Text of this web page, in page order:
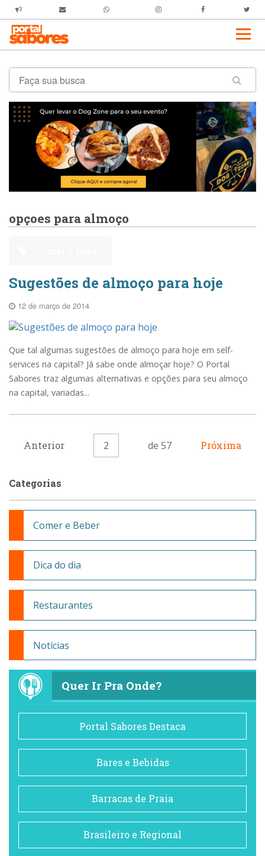
opçoes para almoço
Sugestões de almoço para hoje
12 de março de 2014
Que tal algumas sugestões de almoço para hoje em self-
services na capital? Já sabe onde almoçar hoje? O Portal
Sabores traz algumas alternativas e opções para seu almoço
na capital, variadas...
Anterior 2 de 57 Próxima
Categorias
Comer e Beber
Dica do dia
Restaurantes
Notícias
Quer Ir Pra Onde?
Portal Sabores Destaca
Bares e Bebidas
Barracas de Praia
Brasileiro e Regional